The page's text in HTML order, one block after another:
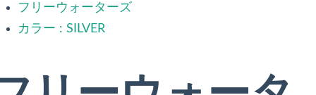
フリーウォーターズ
カラー : SILVER